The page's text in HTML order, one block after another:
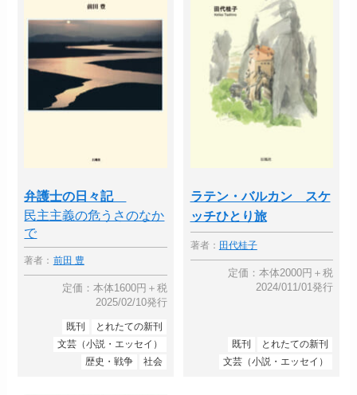
弁護士の日々記
民主主義の危うさのなか
で
著者： 前田 豊
定価：本体1600円＋税
2025/02/10発行
既刊
とれたての新刊
文芸（小説・エッセイ）
歴史・戦争
社会
ラテン・バルカン スケ
ッチひとり旅
著者： 田代桂子
定価：本体2000円＋税
2024/011/01発行
既刊
とれたての新刊
文芸（小説・エッセイ）